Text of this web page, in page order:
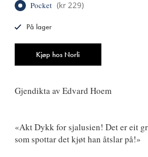
Pocket (kr 229)
Kjøp hos Norli
På lager
Gjendikta av Edvard Hoem
«Akt Dykk for sjalusien! Det er eit
som spottar det kjøt han åtslar på!»